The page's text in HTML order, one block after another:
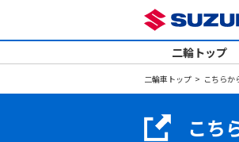
二輪トップ
二輪車トップ こちらか
こち